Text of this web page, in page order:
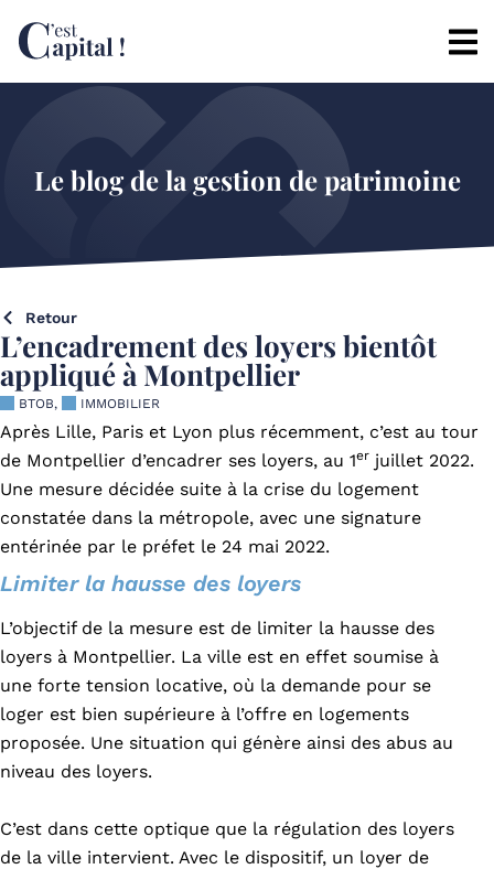
Le blog de la gestion de patrimoine
Retour
L’encadrement des loyers bientôt
appliqué à Montpellier
BTOB, IMMOBILIER
Après Lille, Paris et Lyon plus récemment, c’est au tour
de Montpellier d’encadrer ses loyers, au 1er juillet 2022.
Une mesure décidée suite à la crise du logement
constatée dans la métropole, avec une signature
entérinée par le préfet le 24 mai 2022.
Limiter la hausse des loyers
L’objectif de la mesure est de limiter la hausse des
loyers à Montpellier. La ville est en effet soumise à
une forte tension locative, où la demande pour se
loger est bien supérieure à l’offre en logements
proposée. Une situation qui génère ainsi des abus au
niveau des loyers.
C’est dans cette optique que la régulation des loyers
de la ville intervient. Avec le dispositif, un loyer de